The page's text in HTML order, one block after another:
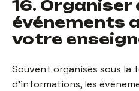
16. Organiser
événements
votre
Souvent organisés sous la
d’informations, les